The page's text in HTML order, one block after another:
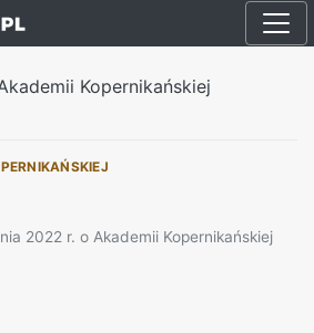
Kopernikańskiej
2022 r. o Akademii Kopernikańskiej